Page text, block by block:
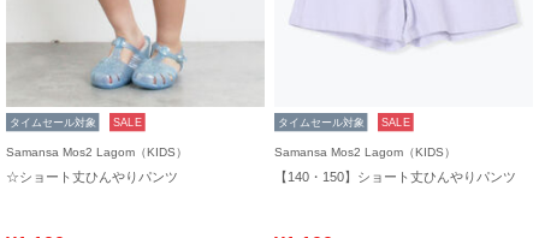
タイムセール対象 SALE
Samansa Mos2 Lagom（KIDS）
☆ショート丈ひんやりパンツ
タイムセール対象 SALE
Samansa Mos2 Lagom（KIDS）
【140・150】ショート丈ひんやりパンツ